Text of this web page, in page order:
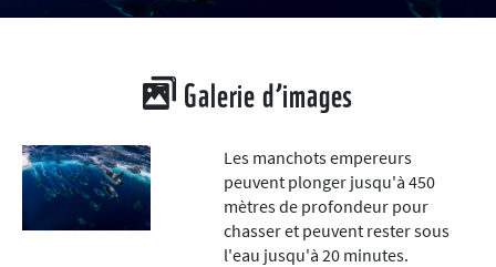
Galerie d’images
Les manchots empereurs
peuvent plonger jusqu'à 450
mètres de profondeur pour
chasser et peuvent rester sous
l'eau jusqu'à 20 minutes.